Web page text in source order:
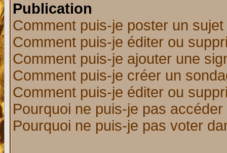
Publication
Comment puis-je poster un
Comment puis-je éditer ou
Comment puis-je ajouter une
Comment puis-je créer un
Comment puis-je éditer ou
Pourquoi ne puis-je pas
Pourquoi ne puis-je pas voter